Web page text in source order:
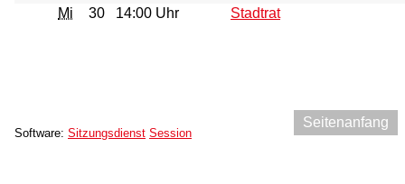
Mi
30 14:00 Uhr Stadtrat
Seitenanfang
Software: Sitzungsdienst Session